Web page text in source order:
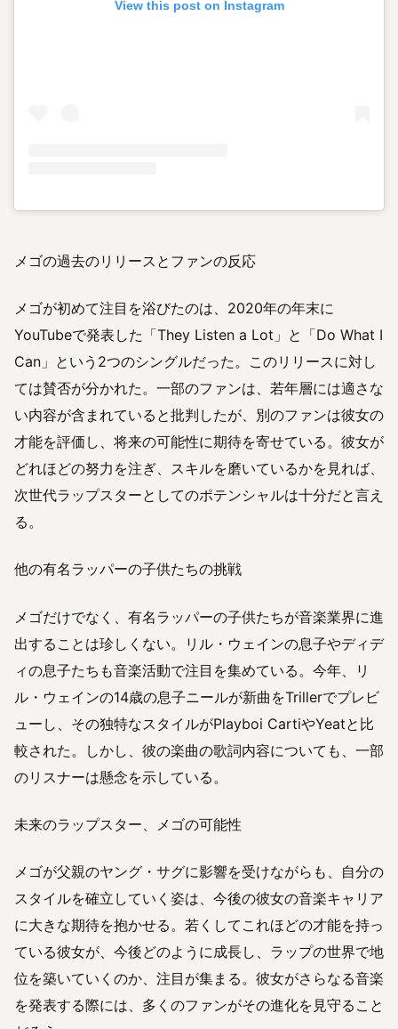
View this post on Instagram
メゴの過去のリリースとファンの反応
メゴが初めて注目を浴びたのは、2020年の年末に
YouTubeで発表した「They Listen a Lot」と「Do What I
Can」という2つのシングルだった。このリリースに対し
ては賛否が分かれた。一部のファンは、若年層には適さな
い内容が含まれていると批判したが、別のファンは彼女の
才能を評価し、将来の可能性に期待を寄せている。彼女が
どれほどの努力を注ぎ、スキルを磨いているかを見れば、
次世代ラップスターとしてのポテンシャルは十分だと言え
る。
他の有名ラッパーの子供たちの挑戦
メゴだけでなく、有名ラッパーの子供たちが音楽業界に進
出することは珍しくない。リル・ウェインの息子やディデ
ィの息子たちも音楽活動で注目を集めている。今年、リ
ル・ウェインの14歳の息子ニールが新曲をTrillerでプレビ
ューし、その独特なスタイルがPlayboi CartiやYeatと比
較された。しかし、彼の楽曲の歌詞内容についても、一部
のリスナーは懸念を示している。
未来のラップスター、メゴの可能性
メゴが父親のヤング・サグに影響を受けながらも、自分の
スタイルを確立していく姿は、今後の彼女の音楽キャリア
に大きな期待を抱かせる。若くしてこれほどの才能を持っ
ている彼女が、今後どのように成長し、ラップの世界で地
位を築いていくのか、注目が集まる。彼女がさらなる音楽
を発表する際には、多くのファンがその進化を見守ること